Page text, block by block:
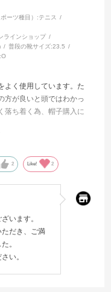
ーツ種目）:テニス
ラインショップ
普段の靴サイズ:23.5
O
よく使用しています。た
方が良いと頭ではわかっ
落ち着く為、帽子購入に
ィット感だけじゃなく、
2 Like! 2
います。
だき、ご満
。
い。